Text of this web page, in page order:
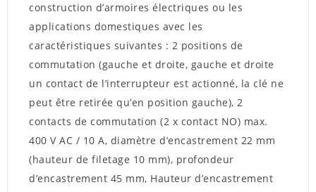
construction d’armoires électriques ou les
applications domestiques avec les
caractéristiques suivantes : 2 positions de
commutation (gauche et droite, gauche et droite
un contact de l’interrupteur est actionné, la clé ne
peut être retirée qu’en position gauche), 2
contacts de commutation (2 x contact NO) max.
400 V AC / 10 A, diamètre d’encastrement 22 mm
(hauteur de filetage 10 mm), profondeur
d’encastrement 45 mm, Hauteur d’encastrement